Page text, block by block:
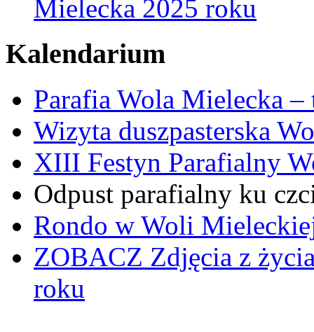
Mielecka 2025 roku
Kalendarium
Parafia Wola Mielecka
Wizyta duszpasterska
XIII Festyn Parafialny
Odpust parafialny ku
Rondo w Woli
ZOBACZ Zdjęcia z
roku